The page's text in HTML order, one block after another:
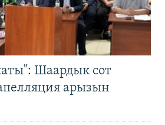
Шаардык сот
арызын